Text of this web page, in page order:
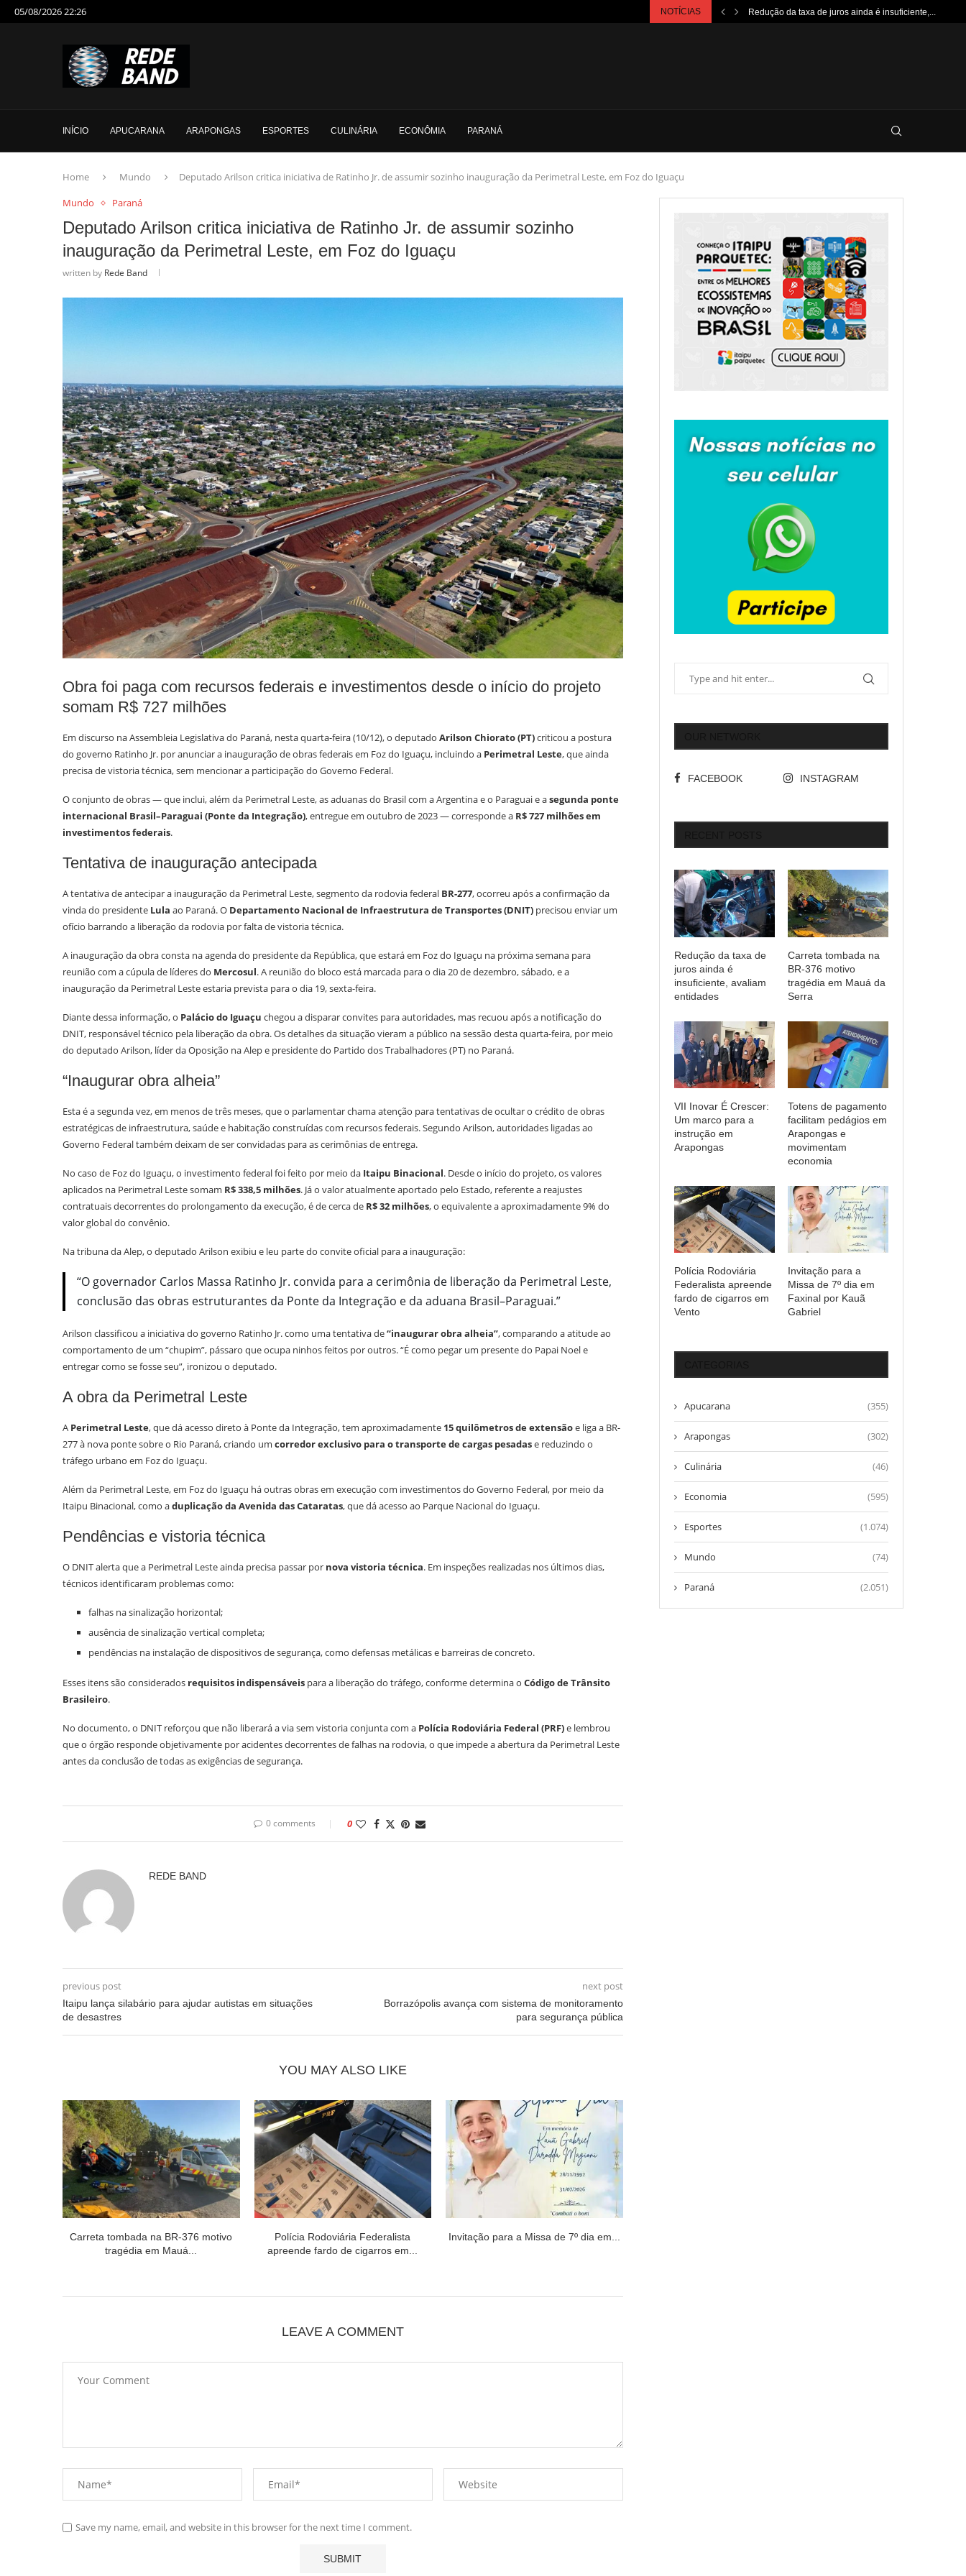
05/08/2026 22:26 NOTÍCIAS Redução da taxa de juros ainda é insuficiente,...
INÍCIO APUCARANA ARAPONGAS ESPORTES CULINÁRIA ECONÔMIA PARANÁ
Home Mundo
Deputado Arilson critica iniciativa de Ratinho Jr. de assumir sozinho inauguração da Perimetral Leste, em Foz do Iguaçu
Mundo
Paraná
Deputado Arilson critica iniciativa de Ratinho Jr. de assumir sozinho
inauguração da Perimetral Leste, em Foz do Iguaçu
written by Rede Band
Obra foi paga com recursos federais e investimentos desde o início do projeto
somam R$ 727 milhões
Em discurso na Assembleia Legislativa do Paraná, nesta quarta-feira (10/12), o deputado Arilson Chiorato (PT)criticou a postura
do governo Ratinho Jr. por anunciar a inauguração de obras federais em Foz do Iguaçu, incluindo a Perimetral Leste, que ainda
precisa de vistoria técnica, sem mencionar a participação do Governo Federal.
O conjunto de obras — que inclui, além da Perimetral Leste, as aduanas do Brasil com a Argentina e o Paraguai e asegunda ponte
internacional Brasil–Paraguai (Ponte da Integração), entregue em outubro de 2023 — corresponde a R$ 727 milhões em
investimentos federais.
Tentativa de inauguração antecipada
A tentativa de antecipar a inauguração da Perimetral Leste, segmento da rodovia federal BR-277, ocorreu após a confirmação da
vinda do presidente Lula ao Paraná. O Departamento Nacional de Infraestrutura de Transportes (DNIT) precisou enviar um
ofício barrando a liberação da rodovia por falta de vistoria técnica.
A inauguração da obra consta na agenda do presidente da República, que estará em Foz do Iguaçu na próxima semana para
reunião com a cúpula de líderes do Mercosul. A reunião do bloco está marcada para o dia 20 de dezembro, sábado, e a
inauguração da Perimetral Leste estaria prevista para o dia 19, sexta-feira.
Diante dessa informação, o Palácio do Iguaçu chegou a disparar convites para autoridades, mas recuou após a notificação do
DNIT, responsável técnico pela liberação da obra. Os detalhes da situação vieram a público na sessão desta quarta-feira, por meio
do deputado Arilson, líder da Oposição na Alep e presidente do Partido dos Trabalhadores (PT) no Paraná.
“Inaugurar obra alheia”
Esta é a segunda vez, em menos de três meses, que o parlamentar chama atenção para tentativas de ocultar o crédito de obras
estratégicas de infraestrutura, saúde e habitação construídas com recursos federais. Segundo Arilson, autoridades ligadas ao
Governo Federal também deixam de ser convidadas para as cerimônias de entrega.
No caso de Foz do Iguaçu, o investimento federal foi feito por meio da Itaipu Binacional. Desde o início do projeto, os valores
aplicados na Perimetral Leste somam R$ 338,5 milhões. Já o valor atualmente aportado pelo Estado, referente a reajustes
contratuais decorrentes do prolongamento da execução, é de cerca de R$ 32 milhões, o equivalente a aproximadamente 9% do
valor global do convênio.
Na tribuna da Alep, o deputado Arilson exibiu e leu parte do convite oficial para a inauguração:
“O governador Carlos Massa Ratinho Jr. convida para a cerimônia de liberação da Perimetral Leste,
conclusão das obras estruturantes da Ponte da Integração e da aduana Brasil–Paraguai.”
Arilson classificou a iniciativa do governo Ratinho Jr. como uma tentativa de“inaugurar obra alheia”, comparando a atitude ao
comportamento de um “chupim”, pássaro que ocupa ninhos feitos por outros. “É como pegar um presente do Papai Noel e
entregar como se fosse seu”, ironizou o deputado.
A obra da Perimetral Leste
A Perimetral Leste, que dá acesso direto à Ponte da Integração, tem aproximadamente 15 quilômetros de extensãoe liga a BR-
277 à nova ponte sobre o Rio Paraná, criando um corredor exclusivo para o transporte de cargas pesadase reduzindo o
tráfego urbano em Foz do Iguaçu.
Além da Perimetral Leste, em Foz do Iguaçu há outras obras em execução com investimentos do Governo Federal, por meio da
Itaipu Binacional, como aduplicação da Avenida das Cataratas, que dá acesso ao Parque Nacional do Iguaçu.
Pendências e vistoria técnica
O DNIT alerta que a Perimetral Leste ainda precisa passar por nova vistoria técnica. Em inspeções realizadas nos últimos dias,
técnicos identificaram problemas como:
falhas na sinalização horizontal;
ausência de sinalização vertical completa;
pendências na instalação de dispositivos de segurança, como defensas metálicas e barreiras de concreto.
Esses itens são considerados requisitos indispensáveis para a liberação do tráfego, conforme determina o Código de Trânsito
Brasileiro.
No documento, o DNIT reforçou que não liberará a via sem vistoria conjunta com a Polícia Rodoviária Federal (PRF)e lembrou
que o órgão responde objetivamente por acidentes decorrentes de falhas na rodovia, o que impede a abertura da Perimetral Leste
antes da conclusão de todas as exigências de segurança.
0 comments 0
REDE BAND
previous post
Itaipu lança silabário para ajudar autistas em situações
de desastres
next post
Borrazópolis avança com sistema de monitoramento
para segurança pública
YOU MAY ALSO LIKE
Carreta tombada na BR-376 motivo
tragédia em Mauá...
Polícia Rodoviária Federalista
apreende fardo de cigarros em...
Invitação para a Missa de 7º dia em...
LEAVE A COMMENT
Save my name, email, and website in this browser for the next time I comment.
FACEBOOK INSTAGRAM
Redução da taxa de
juros ainda é
insuficiente, avaliam
entidades
Carreta tombada na
BR-376 motivo
tragédia em Mauá da
Serra
VII Inovar É Crescer:
Um marco para a
instrução em
Arapongas
Totens de pagamento
facilitam pedágios em
Arapongas e
movimentam
economia
Polícia Rodoviária
Federalista apreende
fardo de cigarros em
Vento
Invitação para a
Missa de 7º dia em
Faxinal por Kauã
Gabriel
Apucarana (355)
Arapongas (302)
Culinária (46)
Economia (595)
Esportes (1.074)
Mundo (74)
Paraná (2.051)